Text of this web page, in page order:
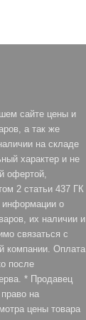
сайте цены и
а так же
на складе
характер и не
офертой,
2 статьи 437 ГК
о
их наличии и
связаться с
компании. Оплата
после
* Продавец
на
цены товара